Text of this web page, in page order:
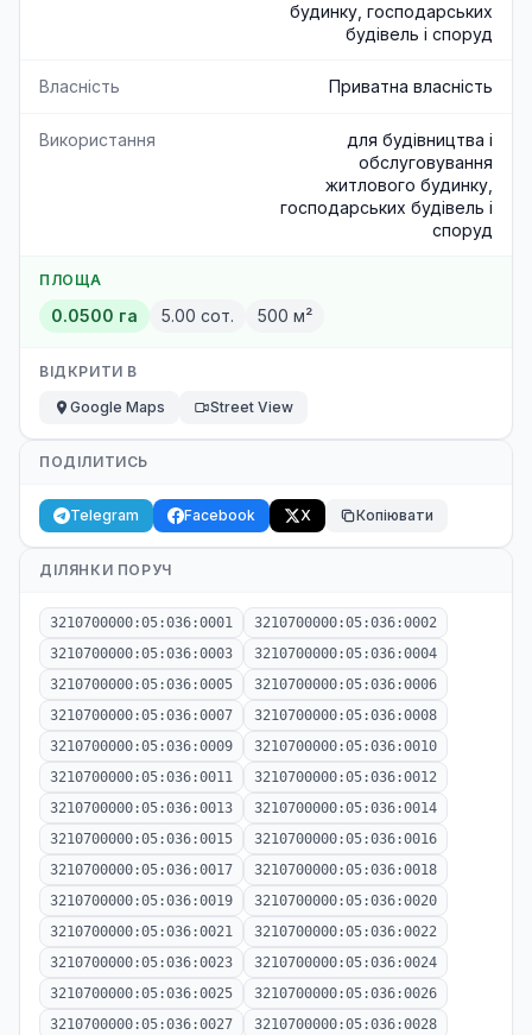
будинку, господарських
будівель і споруд
Власність Приватна власність
Використання
для будівництва і
обслуговування
житлового будинку,
господарських будівель і
споруд
ПЛОЩА
0.0500 га 5.00 сот. 500 м²
ВІДКРИТИ В
Google Maps
Street View
ПОДІЛИТИСЬ
Telegram Facebook X Копіювати
ДІЛЯНКИ ПОРУЧ
3210700000:05:036:0001
3210700000:05:036:0002
3210700000:05:036:0003
3210700000:05:036:0004
3210700000:05:036:0005
3210700000:05:036:0006
3210700000:05:036:0007
3210700000:05:036:0008
3210700000:05:036:0009
3210700000:05:036:0010
3210700000:05:036:0011
3210700000:05:036:0012
3210700000:05:036:0013
3210700000:05:036:0014
3210700000:05:036:0015
3210700000:05:036:0016
3210700000:05:036:0017
3210700000:05:036:0018
3210700000:05:036:0019
3210700000:05:036:0020
3210700000:05:036:0021
3210700000:05:036:0022
3210700000:05:036:0023
3210700000:05:036:0024
3210700000:05:036:0025
3210700000:05:036:0026
3210700000:05:036:0027
3210700000:05:036:0028